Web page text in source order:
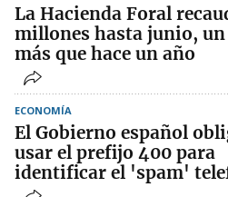
La Hacienda Foral
millones hasta junio, un
más que hace un año
ECONOMÍA
El Gobierno español
usar el prefijo 400 para
identificar el 'spam'